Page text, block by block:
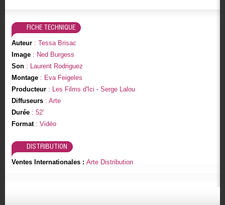
FICHE TECHNIQUE
Auteur: Tessa Brisac
Image: Ned Burgess
Son: Laurent Rodriguez
Montage: Eva Feigeles
Producteur: Les Films d'Ici - Serge Lalou
Diffuseurs: Arte
Durée: 52'
Format: Vidéo
DISTRIBUTION
Ventes Internationales : Arte Distribution